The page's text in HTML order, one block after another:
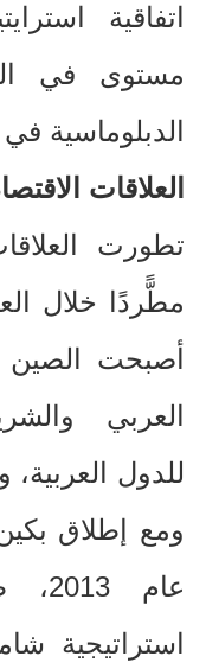
اتفاقية
مستوى في
الدبلوماسية
العلاقات
تطورت
مطًّردًا خلال
أصبحت الصين
العربي
للدول
ومع إطلاق
عام2013،
استراتيجية